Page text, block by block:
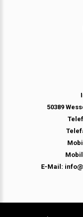
50389
E-Mail: